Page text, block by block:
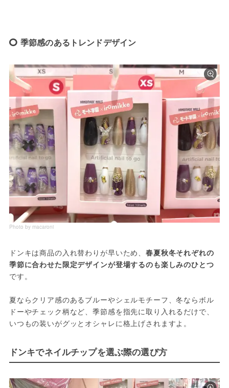
季節感のあるトレンドデザイン
Photo by macaroni
ドンキは商品の入れ替わりが早いため、春夏秋冬それぞれの
季節に合わせた限定デザインが登場するのも楽しみのひとつ
です。
夏ならクリア感のあるブルーやシェルモチーフ、冬ならボル
ドーやチェック柄など、季節感を指先に取り入れるだけで、
いつもの装いがグッとオシャレに格上げされますよ。
ドンキでネイルチップを選ぶ際の選び方